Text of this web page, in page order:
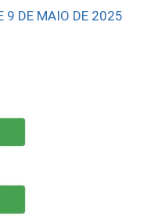
9 DE MAIO DE 2025